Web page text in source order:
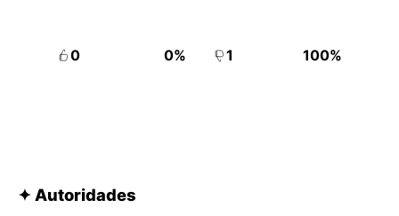
candidatos a concursos.
0 0% 1 100%
✦ Autoridades